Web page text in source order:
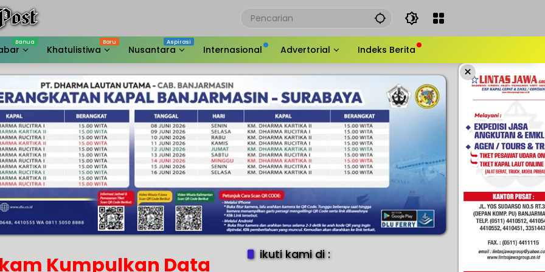
Khatulistiwa Nusantara Internasional Advertorial Indeks Berita
×
Kumpulkan Data
ikuti kami di :